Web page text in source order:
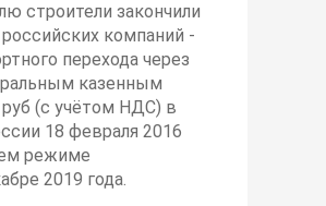
строители закончили
компаний -
перехода через
казенным
(с учётом НДС) в
18 февраля 2016
режиме
2019 года.